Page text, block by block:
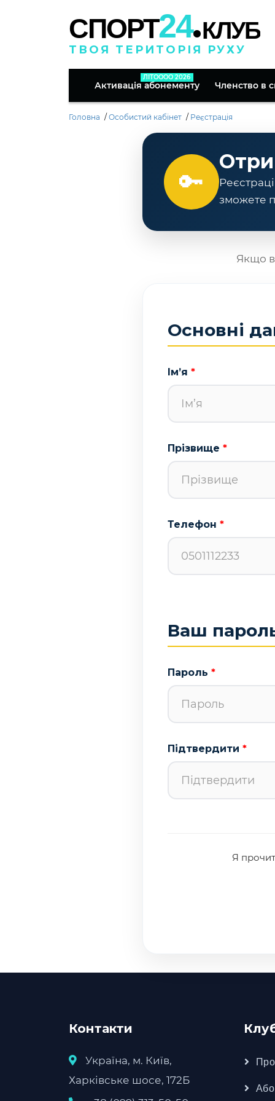
СПОРТ24.КЛУБ
ТВОЯ ТЕРИТОРІЯ РУХУ
ЛІТОООО 2026
Активація абонементу Членство в
Головна Особистий кабінет Реєстрація
🔑
зможете
Якщо
Основні
Ім’я
Прізвище
Телефон
Ваш
Пароль
Підтвердити
Я
Контакти
Україна, м. Київ,
Харківське шосе, 172Б